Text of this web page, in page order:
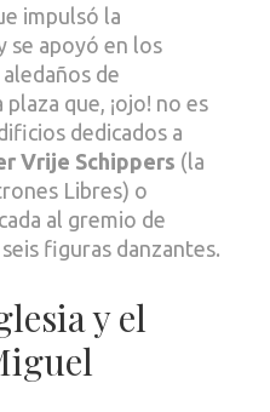
impulsó la
se apoyó en los
de
que, ¡ojo! no es
dedicados a
Vrije Schippers (la
Libres) o
al gremio de
figuras danzantes.
y el